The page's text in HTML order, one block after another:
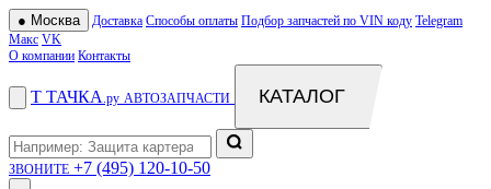
● Москва Доставка Способы оплаты Подбор запчастей по VIN коду Telegram
Макс VK
О компании Контакты
Т ТАЧКА .ру АВТОЗАПЧАСТИ КАТАЛОГ
ЗВОНИТЕ +7 (495) 120-10-50